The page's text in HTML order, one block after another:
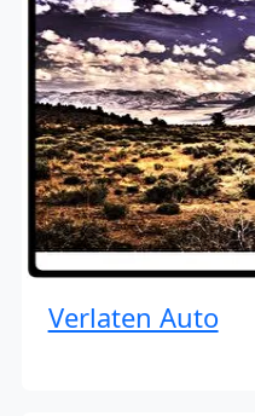
Verlaten Auto